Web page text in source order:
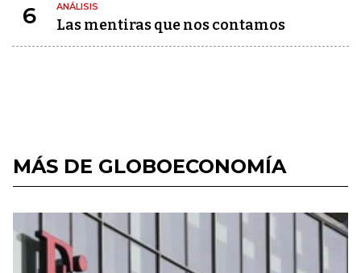
6 ANÁLISIS
Las mentiras que nos contamos
MÁS DE GLOBOECONOMÍA